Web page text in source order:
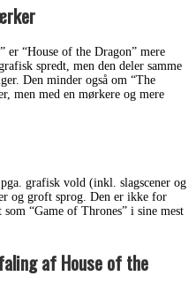
er “House of the Dragon” mere
spredt, men den deler samme
Den minder også om “The
men med en mørkere og mere
grafisk vold (inkl. slagscener og
og groft sprog. Den er ikke for
“Game of Thrones” i sine mest
af House of the